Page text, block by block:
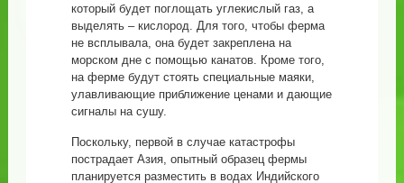
который будет поглощать углекислый газ, а
выделять – кислород. Для того, чтобы ферма
не всплывала, она будет закреплена на
морском дне с помощью канатов. Кроме того,
на ферме будут стоять специальные маяки,
улавливающие приближение ценами и дающие
сигналы на сушу.
Поскольку, первой в случае катастрофы
пострадает Азия, опытный образец фермы
планируется разместить в водах Индийского